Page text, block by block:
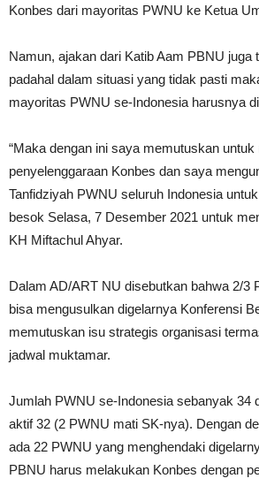
Konbes dari mayoritas PWNU ke Ketua
Namun, ajakan dari Katib Aam PBNU juga
padahal dalam situasi yang tidak pasti
mayoritas PWNU se-Indonesia harusnya
“Maka dengan ini saya memutuskan
penyelenggaraan Konbes dan saya
Tanfidziyah PWNU seluruh Indonesia
besok Selasa, 7 Desember 2021 untuk
KH Miftachul Ahyar.
Dalam AD/ART NU disebutkan bahwa 2/3
bisa mengusulkan digelarnya Konferensi
memutuskan isu strategis organisasi
jadwal muktamar.
Jumlah PWNU se-Indonesia sebanyak 34
aktif 32 (2 PWNU mati SK-nya). Dengan
ada 22 PWNU yang menghendaki
PBNU harus melakukan Konbes dengan